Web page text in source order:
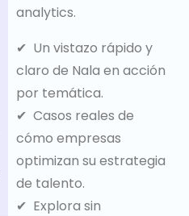
analytics.
✔ ️ Un vistazo rápido y
claro de Nala en acción
por temática.
✔ ️ Casos reales de
cómo empresas
optimizan su estrategia
de talento.
✔ ️ Explora sin